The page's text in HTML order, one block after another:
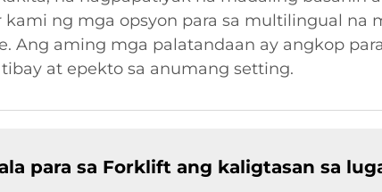
ng mga opsyon para sa multilingual na
Ang aming mga palatandaan ay angkop
at epekto sa anumang setting.
para sa Forklift ang kaligtasan sa